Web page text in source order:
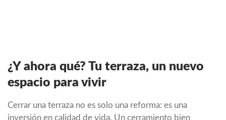
¿Y ahora qué? Tu terraza, un nuevo
espacio para vivir
Cerrar una terraza no es solo una reforma: es una
inversión en calidad de vida. Un cerramiento bien